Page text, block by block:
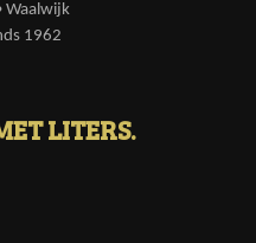
Waalwijk
1962
LITERS.